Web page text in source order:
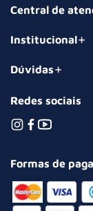
Central de
Institucional
Dúvidas
Redes sociais
Formas de